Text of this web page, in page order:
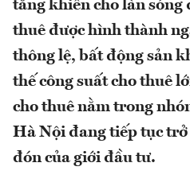
tăng khiến cho làn sóng
thuê được hình thành
thông lệ, bất động sản
thế công suất cho thuê
cho thuê nằm trong
Hà Nội đang tiếp tục
đón của giới đầu tư.